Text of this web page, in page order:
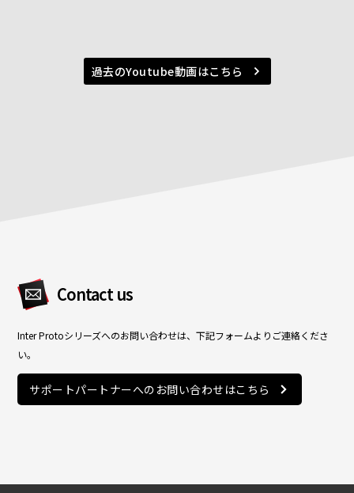
過去のYoutube動画はこちら
Contact us
Inter Protoシリーズへのお問い合わせは、下記フォームよりご連絡くださ
い。
サポートパートナーへのお問い合わせはこちら